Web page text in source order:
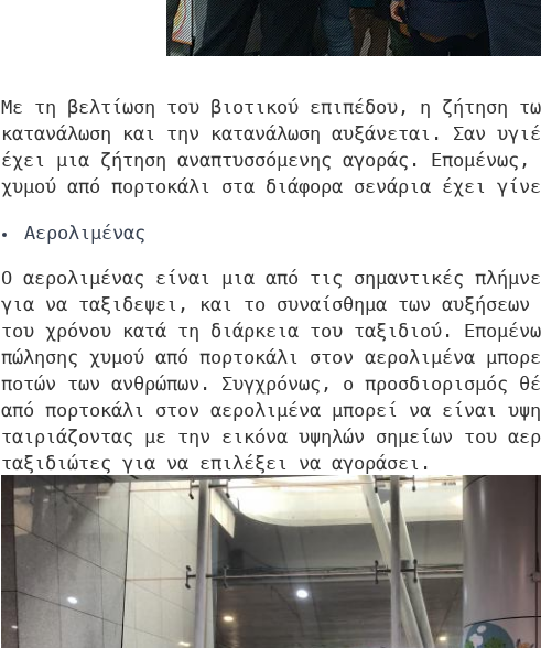
Με τη βελτίωση του βιοτικού επιπέδου, η ζήτηση
κατανάλωση και την κατανάλωση αυξάνεται. Σαν
έχει μια ζήτηση αναπτυσσόμενης αγοράς.
χυμού από πορτοκάλι στα διάφορα σενάρια έχει
Αερολιμένας
Ο αερολιμένας είναι μια από τις σημαντικές
για να ταξιδεψει, και το συναίσθημα των
του χρόνου κατά τη διάρκεια του ταξιδιού.
πώλησης χυμού από πορτοκάλι στον αερολιμένα
ποτών των ανθρώπων. Συγχρόνως, ο προσδιορισμός
από πορτοκάλι στον αερολιμένα μπορεί να είναι
ταιριάζοντας με την εικόνα υψηλών σημείων του
ταξιδιώτες για να επιλέξει να αγοράσει.